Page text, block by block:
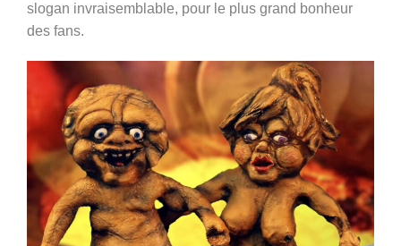
slogan invraisemblable, pour le plus grand bonheur
des fans.